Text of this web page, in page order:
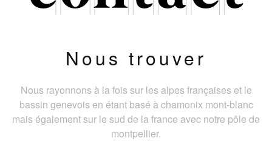
Nous trouver
Nous rayonnons à la fois sur les alpes françaises et le
bassin genevois en étant basé à chamonix mont-blanc
mais également sur le sud de la france avec notre pôle de
montpellier.